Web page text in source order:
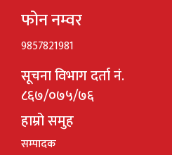
फोन नम्वर
9857821981
सूचना विभाग दर्ता नं.
८६७/०७५/७६
हाम्रो समुह
सम्पादक